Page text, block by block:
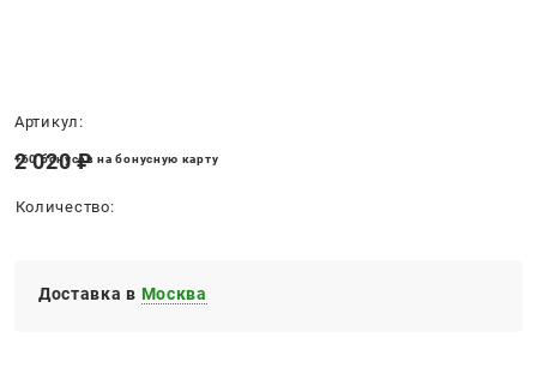
Артикул:
2 020 ₽
+60 бонусов на бонусную карту
Количество:
Доставка в Москва